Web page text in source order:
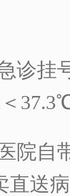
诊挂
院自
直送